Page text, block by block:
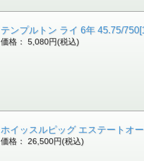
テンプルトン ライ 6年 45.75/
価格： 5,080円(税込)
ホイッスルピッグ エステートオ
価格： 26,500円(税込)